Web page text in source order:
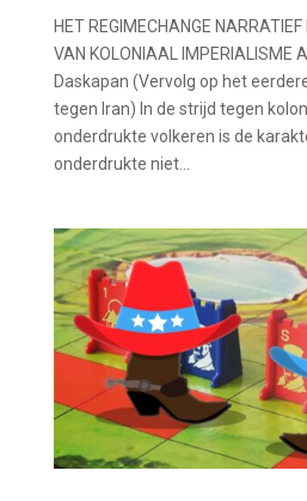
HET REGIMECHANGE
VAN KOLONIAAL IMPERIALISME
Daskapan (Vervolg op het
tegen Iran) In de strijd tegen
onderdrukte volkeren is de
onderdrukte niet...